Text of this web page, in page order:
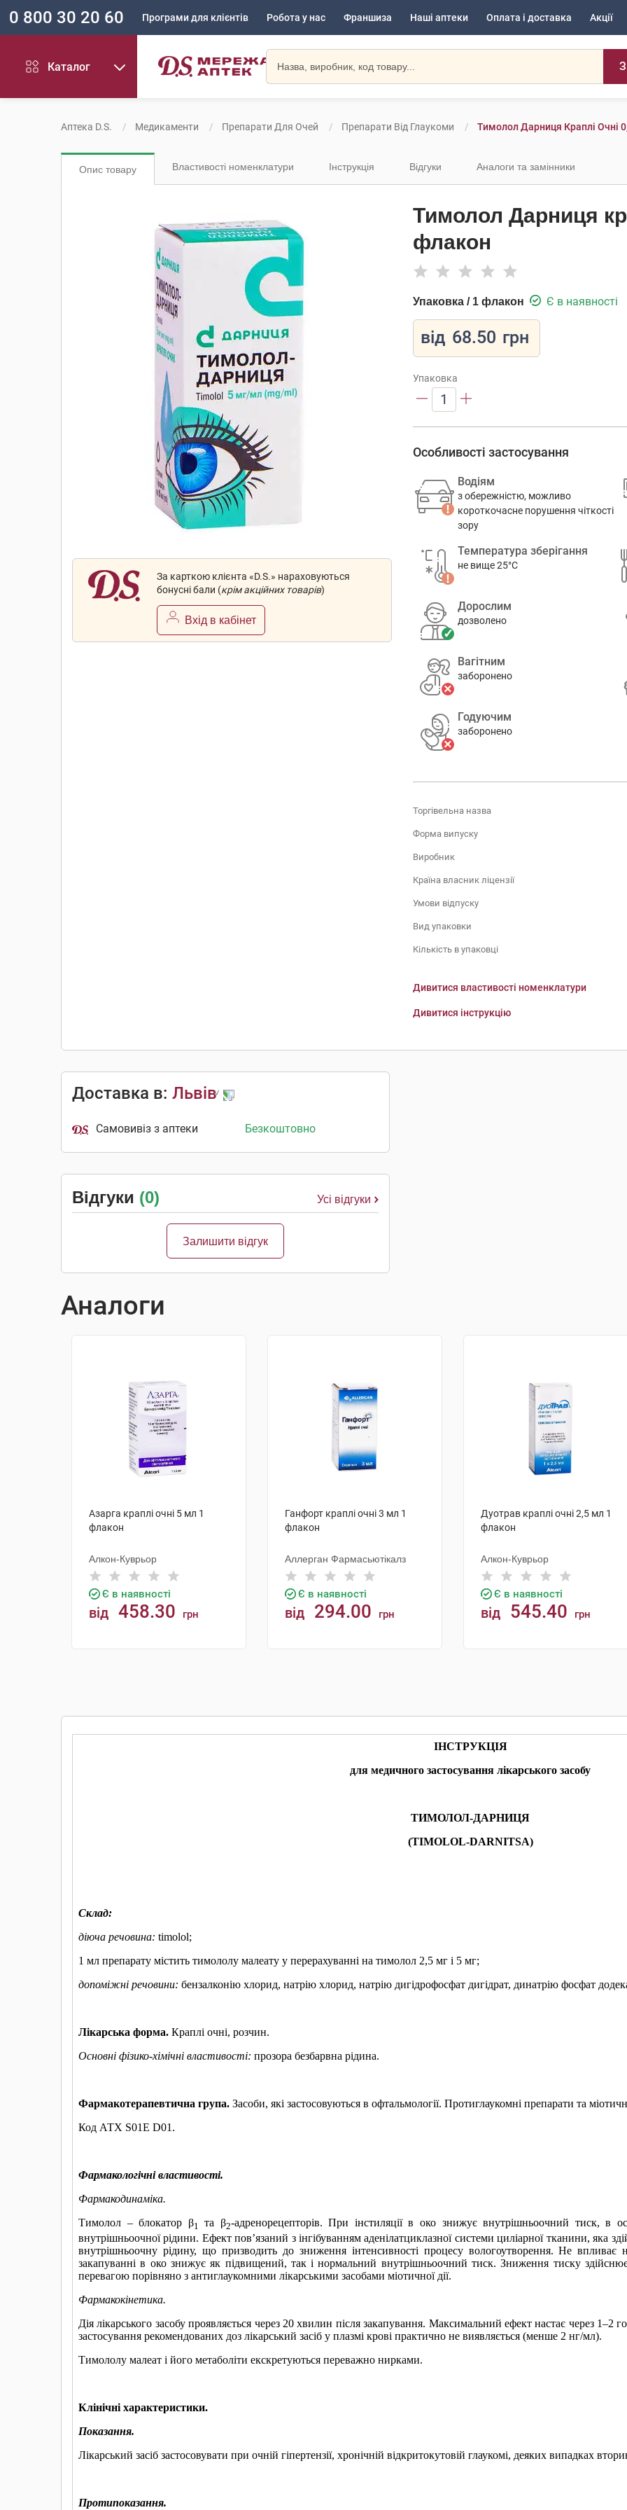
0 800 30 20 60 Програми для клієнтів Робота у нас Франшиза Наші аптеки Оплата і доставка Акції
Каталог
Аптека D.S. Медикаменти Препарати Для Очей Препарати Від Глаукоми Тимолол Дарниця Краплі Очні
Опис товару Властивості номенклатури Інструкція Відгуки Аналоги та замінники
За карткою клієнта «D.S.» нараховуються
бонусні бали (крім акційних товарів)
Вхід в кабінет
Тимолол Дарниця
флакон
Упаковка / 1 флакон Є в наявності
від 68.50 грн
Упаковка
1
Особливості застосування
Водіям
з обережністю, можливо
короткочасне порушення чіткості
зору
Температура зберігання
не вище 25°C
Дорослим
дозволено
Вагітним
заборонено
Годуючим
заборонено
Торгівельна назва
Форма випуску
Виробник
Країна власник ліцензії
Умови відпуску
Вид упаковки
Кількість в упаковці
Дивитися властивості номенклатури
Дивитися інструкцію
Доставка в: Львів
Самовивіз з аптеки Безкоштовно
Відгуки (0) Усі відгуки
Залишити відгук
Аналоги
Азарга краплі очні 5 мл 1
флакон
Алкон-Куврьор
Є в наявності
від 458.30 грн
Ганфорт краплі очні 3 мл 1
флакон
Аллерган Фармасьютікалз
Є в наявності
від 294.00 грн
Дуотрав краплі очні 2,5 мл 1
флакон
Алкон-Куврьор
Є в наявності
від 545.40 грн